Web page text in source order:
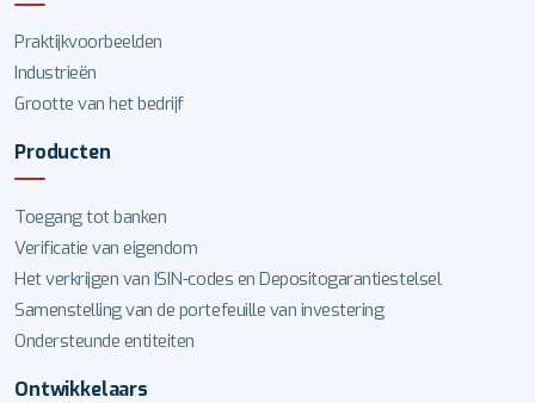
Praktijkvoorbeelden
Industrieën
Grootte van het bedrijf
Producten
Toegang tot banken
Verificatie van eigendom
Het verkrijgen van ISIN-codes en Depositogarantiestelsel
Samenstelling van de portefeuille van investering
Ondersteunde entiteiten
Ontwikkelaars